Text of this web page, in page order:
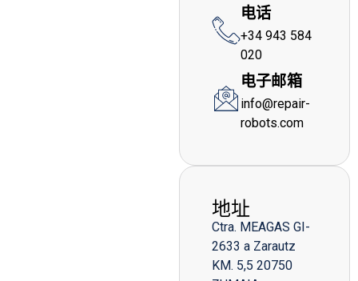
电话
+34 943 584
020
电子邮箱
info@repair-
robots.com
地址
Ctra. MEAGAS GI-
2633 a Zarautz
KM. 5,5 20750